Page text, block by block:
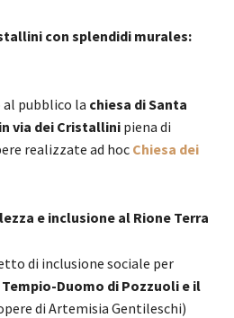
con splendidi murales:
al pubblico la chiesa di Santa
via dei Cristallini piena di
realizzate ad hoc Chiesa dei
e inclusione al Rione Terra
di inclusione sociale per
Duomo di Pozzuoli e il
di Artemisia Gentileschi)